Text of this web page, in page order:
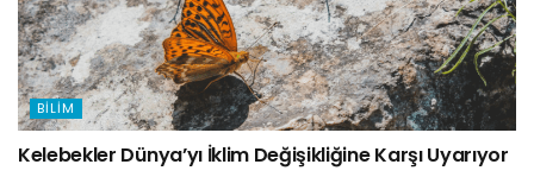
BILIM
Kelebekler Dünya’yı İklim Değişikliğine Karşı Uyarıyor